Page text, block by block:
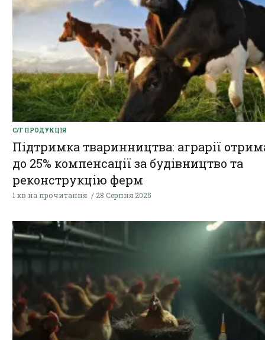
С/Г ПРОДУКЦІЯ
Підтримка тваринництва: аграрії
до 25% компенсації за будівництво та
реконструкцію ферм
1 хв на прочитання 28 Серпня 2025